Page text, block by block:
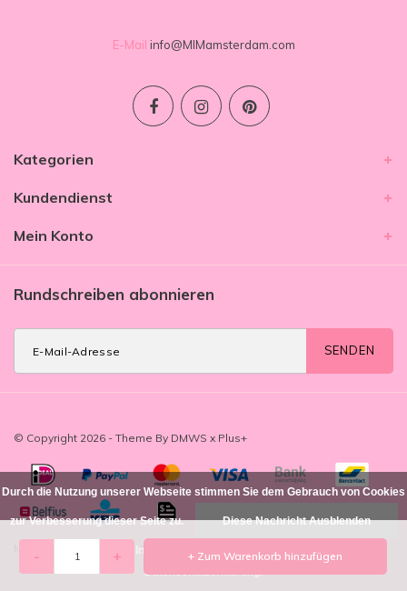
- + + Zum Warenkorb hinzufügen
E-Mail info@MIMamsterdam.com
Kategorien
Kundendienst
Mein Konto
Rundschreiben abonnieren
SENDEN
© Copyright 2026 - Theme By DMWS x Plus+
beoordelingen op
Durch die Nutzung unserer Webseite stimmen Sie dem Gebrauch von Cookies
zur Verbesserung dieser Seite zu. Diese Nachricht Ausblenden
Für weitere Informationen beachten Sie bitte unsere
Datenschutzerklärung. »